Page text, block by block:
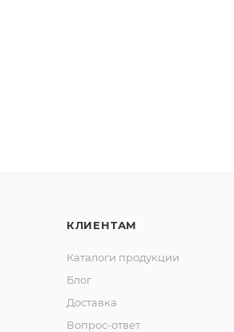
КЛИЕНТАМ
Каталоги продукции
Блог
Доставка
Вопрос-ответ